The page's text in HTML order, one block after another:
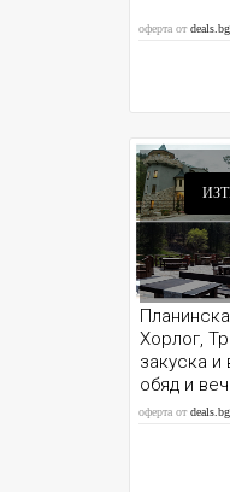
оферта отdeals.bg
Хорлог,
закуска
обяд и
оферта отdeals.bg